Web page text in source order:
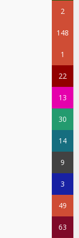
2
148
1
22
13
30
14
9
3
49
63